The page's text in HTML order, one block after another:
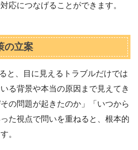
応につなげることができます。
の立案
と、目に見えるトラブルだけでは
る背景や本当の原因まで見えてき
の問題が起きたのか」「いつから
た視点で問いを重ねると、根本的
。